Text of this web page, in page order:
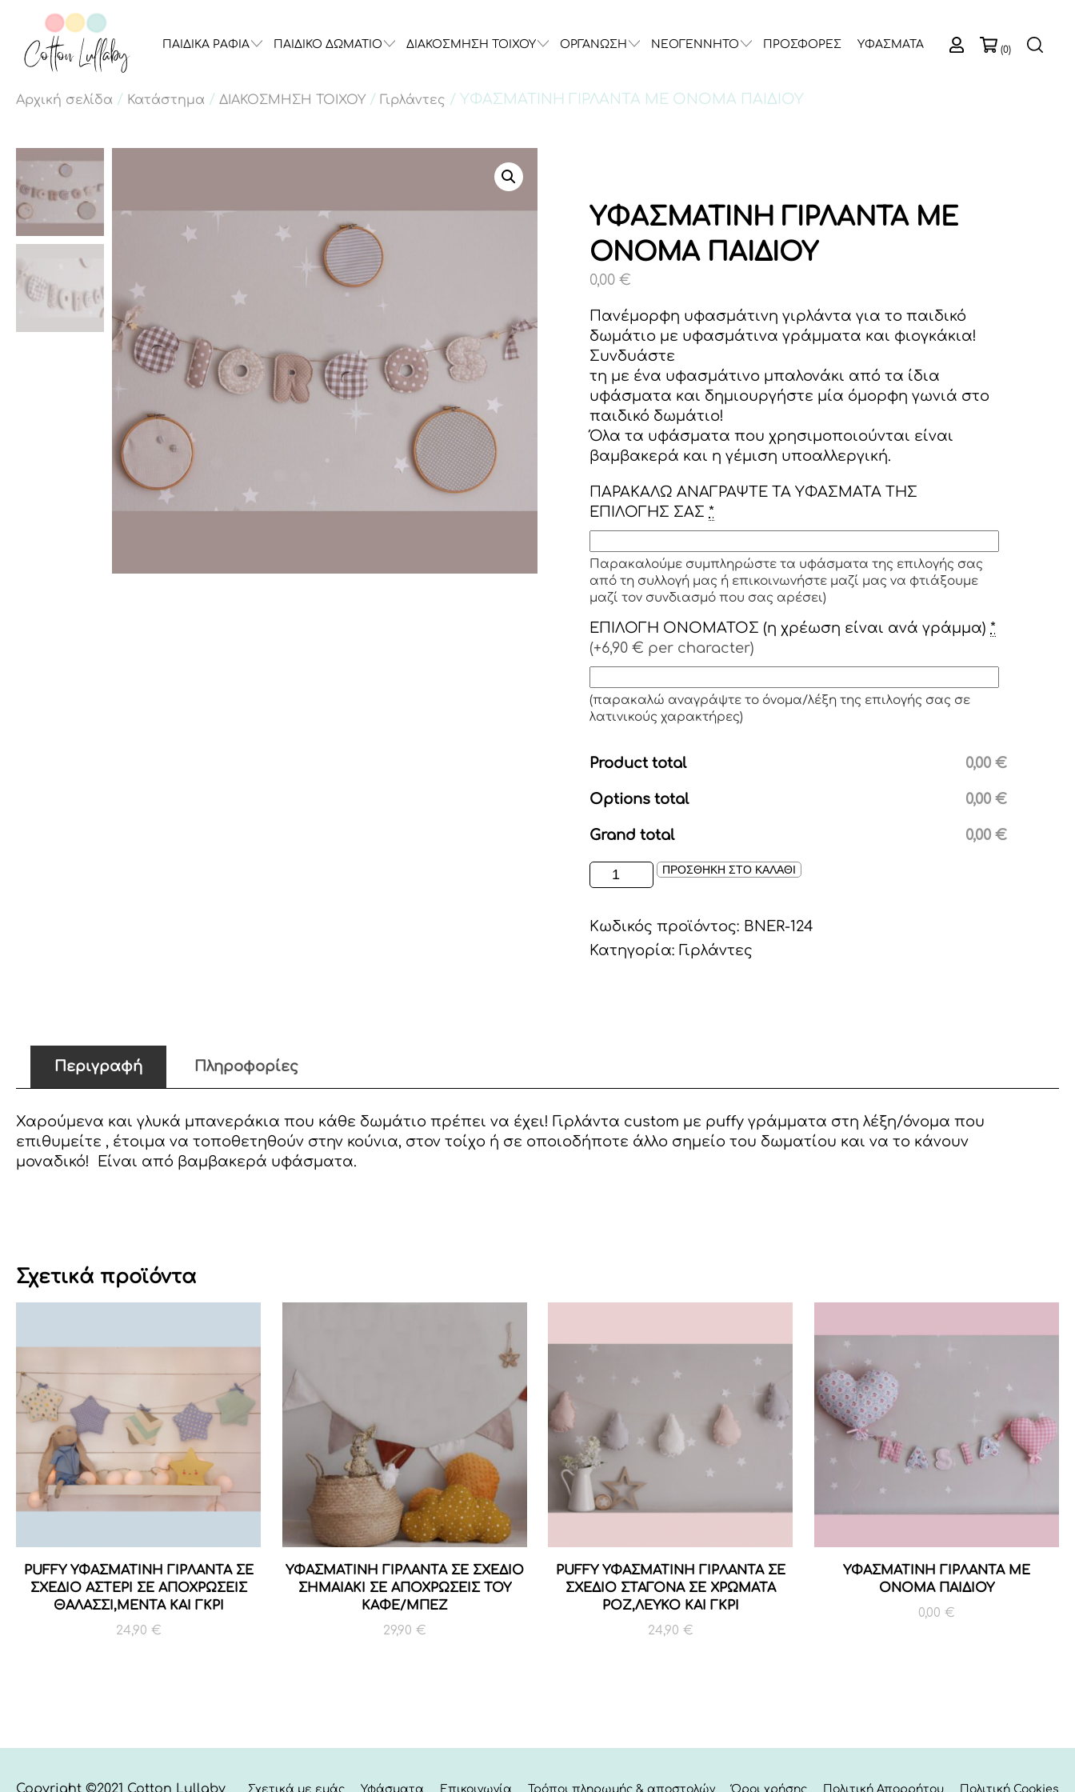
ΠΑΙΔΙΚΑ ΡΑΦΙΑ ΠΑΙΔΙΚΟ ΔΩΜΑΤΙΟ ΔΙΑΚΟΣΜΗΣΗ ΤΟΙΧΟΥ ΟΡΓΑΝΩΣΗ ΝΕΟΓΕΝΝΗΤΟ ΠΡΟΣΦΟΡΕΣ ΥΦΑΣΜΑΤΑ (0)
Αρχική σελίδα / Κατάστημα / ΔΙΑΚΟΣΜΗΣΗ ΤΟΙΧΟΥ / Γιρλάντες / ΥΦΑΣΜΑΤΙΝΗ ΓΙΡΛΑΝΤΑ ΜΕ ΟΝΟΜΑ ΠΑΙΔΙΟΥ
ΥΦΑΣΜΑΤΙΝΗ ΓΙΡΛΑΝΤΑ ΜΕ
ΟΝΟΜΑ ΠΑΙΔΙΟΥ
0,00€
Πανέμορφη υφασμάτινη γιρλάντα για το παιδικό
δωμάτιο με υφασμάτινα γράμματα και φιογκάκια!
Συνδυάστε
τη με ένα υφασμάτινο μπαλονάκι από τα ίδια
υφάσματα και δημιουργήστε μία όμορφη γωνιά στο
παιδικό δωμάτιο!
Όλα τα υφάσματα που χρησιμοποιούνται είναι
βαμβακερά και η γέμιση υποαλλεργική.
ΠΑΡΑΚΑΛΩ ΑΝΑΓΡΑΨΤΕ ΤΑ ΥΦΑΣΜΑΤΑ ΤΗΣ
ΕΠΙΛΟΓΗΣ ΣΑΣ *
Παρακαλούμε συμπληρώστε τα υφάσματα της επιλογής σας
από τη συλλογή μας ή επικοινωνήστε μαζί μας να φτιάξουμε
μαζί τον συνδιασμό που σας αρέσει)
ΕΠΙΛΟΓΗ ΟΝΟΜΑΤΟΣ (η χρέωση είναι ανά γράμμα) *
(+6,90 € per character)
(παρακαλώ αναγράψτε το όνομα/λέξη της επιλογής σας σε
λατινικούς χαρακτήρες)
Product total 0,00 €
Options total 0,00 €
Grand total 0,00 €
ΥΦΑΣΜΑΤΙΝΗ
ΓΙΡΛΑΝΤΑ
ΟΝΟΜΑ
ΠΑΙΔΙΟΥ
ΠΡΟΣΘΗΚΗ ΣΤΟ ΚΑΛΑΘΙ
Κωδικός προϊόντος: BNER-124
Κατηγορία:Γιρλάντες
Περιγραφή Πληροφορίες
Χαρούμενα και γλυκά μπανεράκια που κάθε δωμάτιο πρέπει να έχει! Γιρλάντα custom με puffy γράμματα στη λέξη/όνομα που
επιθυμείτε , έτοιμα να τοποθετηθούν στην κούνια, στον τοίχο ή σε οποιοδήποτε άλλο σημείο του δωματίου και να το κάνουν
μοναδικό! Είναι από βαμβακερά υφάσματα.
Σχετικά προϊόντα
PUFFY ΥΦΑΣΜΑΤΙΝΗ ΓΙΡΛΑΝΤΑ ΣΕ
ΣΧΕΔΙΟ ΑΣΤΕΡΙ ΣΕ ΑΠΟΧΡΩΣΕΙΣ
ΘΑΛΑΣΣΙ,ΜΕΝΤΑ ΚΑΙ ΓΚΡΙ
24,90 €
ΥΦΑΣΜΑΤΙΝΗ ΓΙΡΛΑΝΤΑ ΣΕ ΣΧΕΔΙΟ
ΣΗΜΑΙΑΚΙ ΣΕ ΑΠΟΧΡΩΣΕΙΣ ΤΟΥ
ΚΑΦΕ/ΜΠΕΖ
29,90 €
PUFFY ΥΦΑΣΜΑΤΙΝΗ ΓΙΡΛΑΝΤΑ ΣΕ
ΣΧΕΔΙΟ ΣΤΑΓΟΝΑ ΣΕ ΧΡΩΜΑΤΑ
ΡΟΖ,ΛΕΥΚΟ ΚΑΙ ΓΚΡΙ
24,90 €
ΥΦΑΣΜΑΤΙΝΗ ΓΙΡΛΑΝΤΑ ΜΕ
ΟΝΟΜΑ ΠΑΙΔΙΟΥ
0,00 €
Copyright ©2021 Cotton Lullaby Σχετικά με εμάς Υφάσματα Επικοινωνία Τρόποι πληρωμής & αποστολών Όροι χρήσης Πολιτική Απορρήτου Πολιτική Cookies